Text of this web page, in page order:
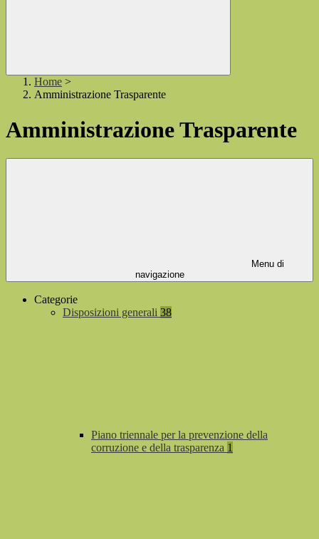
Home >
Amministrazione Trasparente
Amministrazione Trasparente
Menu di
navigazione
Categorie
Disposizioni generali 38
Piano triennale per la prevenzione della
corruzione e della trasparenza 1